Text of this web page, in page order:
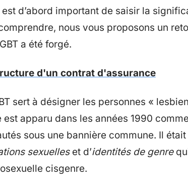
d’abord important de saisir la
nous vous proposons un
a été forgé.
d'un contrat d'assurance
sert à désigner les personnes «
apparu dans les années 1990
sous une bannière commune. Il
sexuelleset d’identités de genre
cisgenre.